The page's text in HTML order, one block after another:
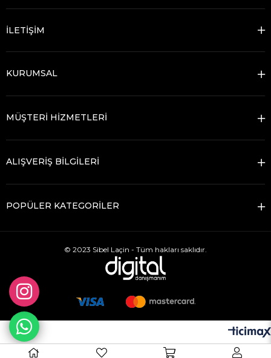
İLETİŞİM
KURUMSAL
MÜŞTERİ HİZMETLERİ
ALIŞVERİŞ BİLGİLERİ
POPÜLER KATEGORİLER
© 2023 Sibel Laçin - Tüm hakları saklıdır.